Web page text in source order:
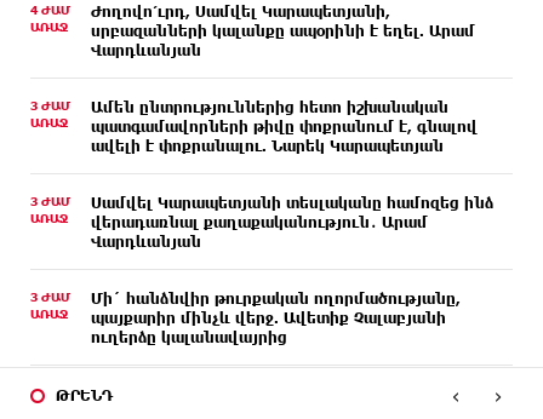
4 ԺԱՄ
ԱՌԱՋ
Ժողովո՛ւրդ, Սամվել Կարապետյանի,
սրբազանների կալանքը ապօրինի է եղել. Արամ
Վարդևանյան
3 ԺԱՄ
ԱՌԱՋ
Ամեն ընտրություններից հետո իշխանական
պատգամավորների թիվը փոքրանում է, գնալով
ավելի է փոքրանալու. Նարեկ Կարապետյան
3 ԺԱՄ
ԱՌԱՋ
Սամվել Կարապետյանի տեսլականը համոզեց ինձ
վերադառնալ քաղաքականություն․ Արամ
Վարդևանյան
3 ԺԱՄ
ԱՌԱՋ
Մի´ հանձնվիր թուրքական ողորմածությանը,
պայքարիր մինչև վերջ. Ավետիք Չալաբյանի
ուղերձը կալանավայրից
3 ԺԱՄ
«Չեմ վերադառնալու փաստաբանական
ԹՐԵՆԴ ‹ ›